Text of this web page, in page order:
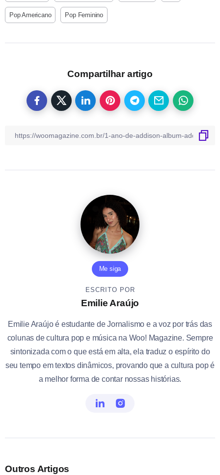
Pop Americano Pop Feminino
Compartilhar artigo
Me siga
ESCRITO POR
Emilie Araújo
Emilie Araújo é estudante de Jornalismo e a voz por trás das
colunas de cultura pop e música na Woo! Magazine. Sempre
sintonizada com o que está em alta, ela traduz o espírito do
seu tempo em textos dinâmicos, provando que a cultura pop é
a melhor forma de contar nossas histórias.
Outros Artigos